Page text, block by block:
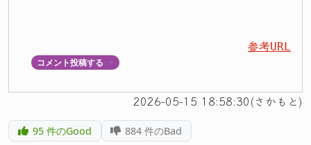
参考URL
コメント投稿する
2026-05-15 18:58:30(さかもと)
95件のGood 884 件のBad